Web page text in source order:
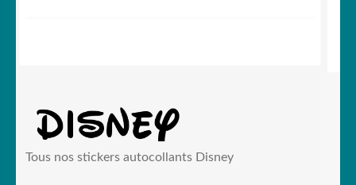
Tous nos stickers autocollants Disney